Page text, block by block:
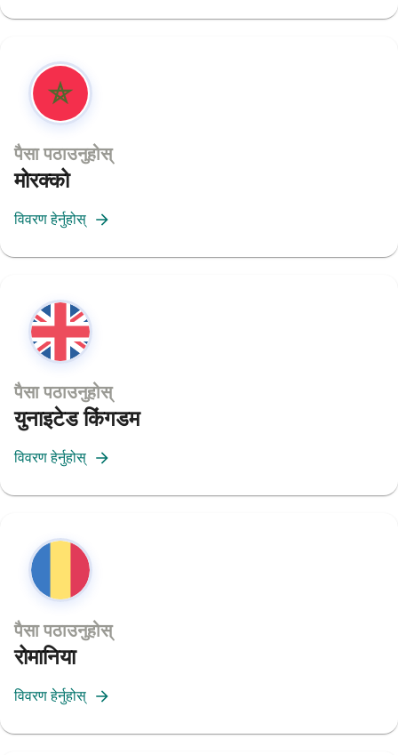
पैसा पठाउनुहोस्
मोरक्को
विवरण हेर्नुहोस्
पैसा पठाउनुहोस्
युनाइटेड किंगडम
विवरण हेर्नुहोस्
पैसा पठाउनुहोस्
रोमानिया
विवरण हेर्नुहोस्